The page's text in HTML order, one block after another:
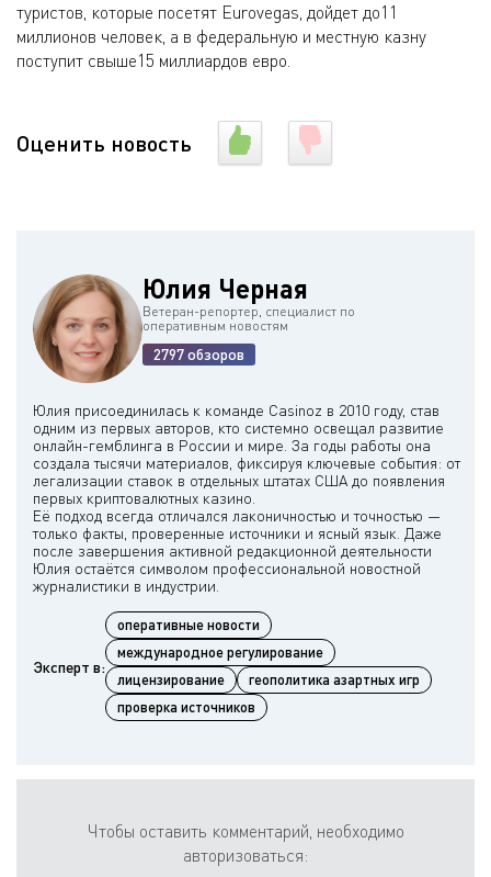
туристов, которые посетят Eurovegas, дойдет до11
миллионов человек, а в федеральную и местную казну
поступит свыше15 миллиардов евро.
Оценить новость
Юлия Черная
Ветеран-репортер, специалист по
оперативным новостям
2797 обзоров
Юлия присоединилась к команде Casinoz в 2010 году, став
одним из первых авторов, кто системно освещал развитие
онлайн-гемблинга в России и мире. За годы работы она
создала тысячи материалов, фиксируя ключевые события: от
легализации ставок в отдельных штатах США до появления
первых криптовалютных казино.
Её подход всегда отличался лаконичностью и точностью —
только факты, проверенные источники и ясный язык. Даже
после завершения активной редакционной деятельности
Юлия остаётся символом профессиональной новостной
Эксперт в:
оперативные новости
международное регулирование
лицензирование
геополитика азартных игр
проверка источников
Чтобы оставить комментарий, необходимо
авторизоваться: